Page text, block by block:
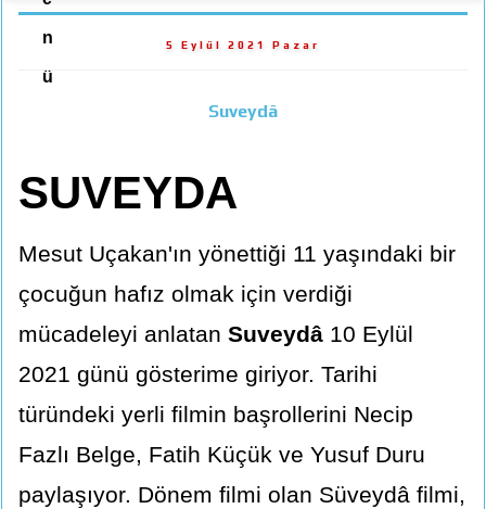
n
ü
5 Eylül 2021 Pazar
Suveydâ
SUVEYDA
Mesut Uçakan'ın yönettiği 11 yaşındaki bir
çocuğun hafız olmak için verdiği
mücadeleyi anlatan Suveydâ 10 Eylül
2021 günü gösterime giriyor. Tarihi
türündeki yerli filmin başrollerini Necip
Fazlı Belge, Fatih Küçük ve Yusuf Duru
paylaşıyor. Dönem filmi olan Süveydâ filmi,